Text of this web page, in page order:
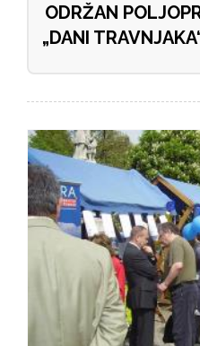
ODRŽAN
„DANI